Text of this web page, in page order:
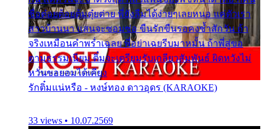
ชื่อต๋อยต้อยตุ้มตุ๋ยต่าย พี่ยังลืมได้ง่ายๆเลยหนอ แค่ตัวเรา
สาวบ้านนา แสนจะซอมซ่อ ขืนรักขืนรอคงช้ำสักวัน ถ้า
จริงเหมือนคำพร่ำเฉลย พี่อย่าเฉยรีบมาหมั้น ถ้าพี่สู่ขอ
ตามธรรมเนียม ติ๋มจะเตรียมรับเกลียวสัมพันธ์ ผิดหวังไม่
หวั่นขอยอมได้เคียง
รักติ๋มแน่หรือ - หงษ์ทอง ดาวอุดร (KARAOKE)
33 views • 10.07.2569